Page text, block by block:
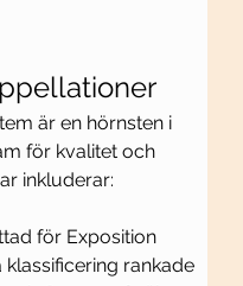
är en hörnsten i
för kvalitet och
inkluderar:
för Exposition
klassificering rankade